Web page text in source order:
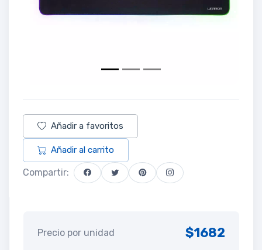
Añadir a favoritos
Añadir al carrito
Compartir:
Precio por unidad $1682